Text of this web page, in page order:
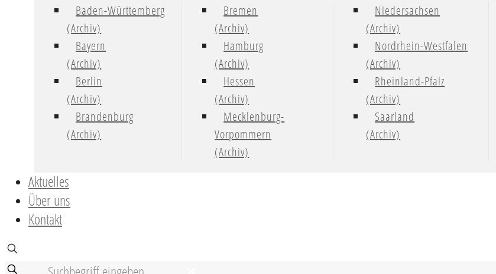
Baden-Württemberg
(Archiv)
Bayern
(Archiv)
Berlin
(Archiv)
Brandenburg
(Archiv)
Bremen
(Archiv)
Hamburg
(Archiv)
Hessen
(Archiv)
Mecklenburg-
Vorpommern
(Archiv)
Niedersachsen
(Archiv)
Nordrhein-Westfalen
(Archiv)
Rheinland-Pfalz
(Archiv)
Saarland
(Archiv)
Aktuelles
Über uns
Kontakt